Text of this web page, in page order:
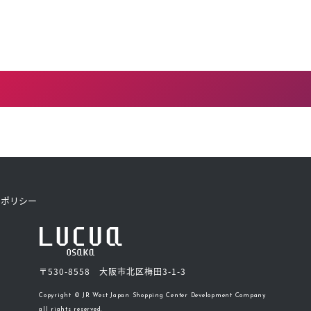
リシー
〒530-8558 大阪市北区梅田3-1-3
Copyright © JR West Japan Shopping Center Development Company
all rights reserved.